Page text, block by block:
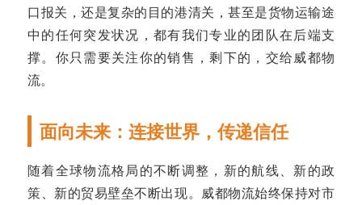
口报关，还是复杂的目的港清关，甚至是货物运输途
中的任何突发状况，都有我们专业的团队在后端支
撑。你只需要关注你的销售，剩下的，交给威都物
流。
面向未来：连接世界，传递信任
随着全球物流格局的不断调整，新的航线、新的政
策、新的贸易壁垒不断出现。威都物流始终保持对市